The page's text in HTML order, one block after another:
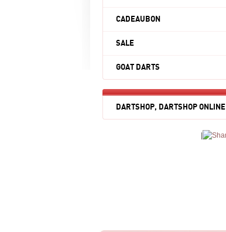
CADEAUBON
SALE
GOAT DARTS
DARTSHOP, DARTSHOP ONLINE